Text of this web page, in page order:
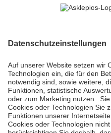
Informiert bleiben
Impressum
Datenschutzinformationen